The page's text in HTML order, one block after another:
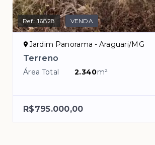
Ref.:16828 VENDA
Jardim Panorama - Araguari/MG
Terreno
Área Total 2.340m²
R$795.000,00